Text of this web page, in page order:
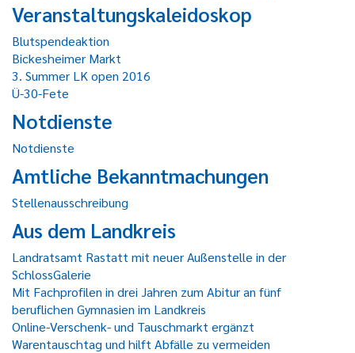
Veranstaltungskaleidoskop
Blutspendeaktion
Bickesheimer Markt
3. Summer LK open 2016
Ü-30-Fete
Notdienste
Notdienste
Amtliche Bekanntmachungen
Stellenausschreibung
Aus dem Landkreis
Landratsamt Rastatt mit neuer Außenstelle in der
SchlossGalerie
Mit Fachprofilen in drei Jahren zum Abitur an fünf
beruflichen Gymnasien im Landkreis
Online-Verschenk- und Tauschmarkt ergänzt
Warentauschtag und hilft Abfälle zu vermeiden